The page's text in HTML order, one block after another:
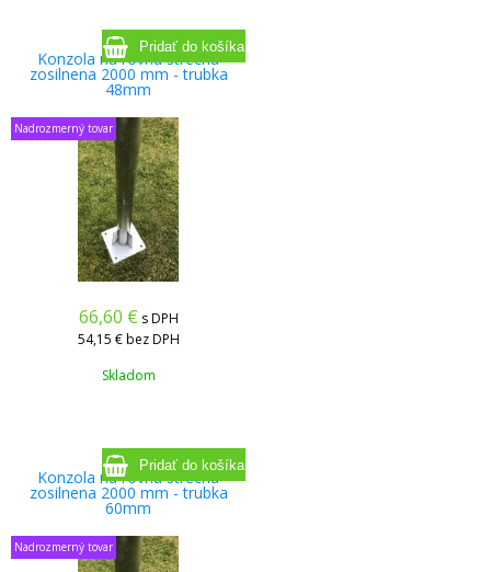
Konzola na rovnu strechu
zosilnena 2000 mm - trubka
48mm
Nadrozmerný tovar
66,60 € s DPH
54,15 € bez DPH
Skladom
Konzola na rovnu strechu
zosilnena 2000 mm - trubka
60mm
Nadrozmerný tovar